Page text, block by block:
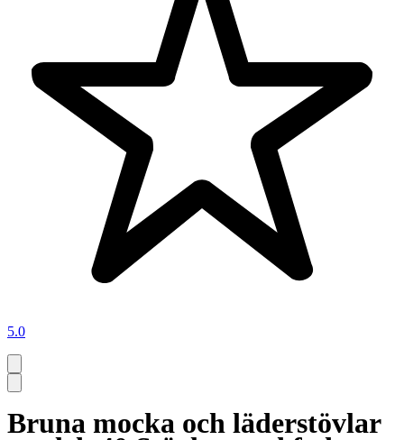
5.0
Bruna mocka och läderstövlar